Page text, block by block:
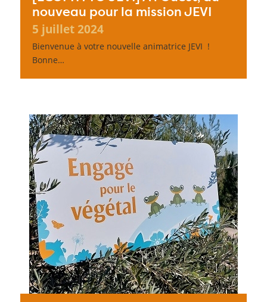
nouveau pour la mission JEVI
5 juillet 2024
Bienvenue à votre nouvelle animatrice JEVI !
Bonne…